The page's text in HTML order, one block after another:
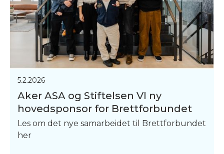
5.2.2026
Aker ASA og Stiftelsen VI ny
hovedsponsor for Brettforbundet
Les om det nye samarbeidet til Brettforbundet
her